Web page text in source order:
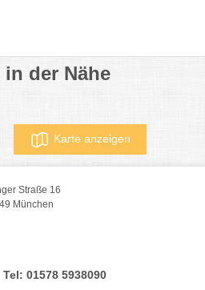
der Nähe
Karte anzeigen
Straße 16
München
Tel: 01578 5938090